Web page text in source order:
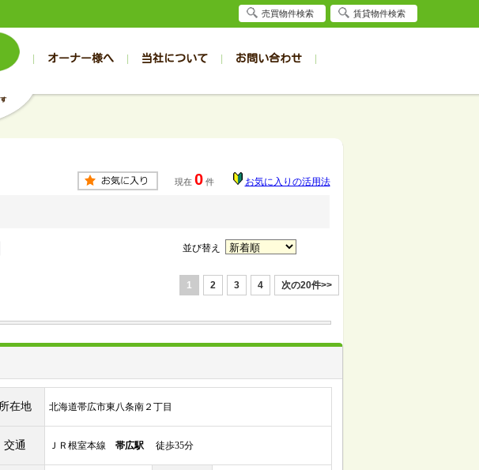
円
帯広の賃貸物件一覧
帯広の賃貸マンション
帯広の1R～1K
帯広の2K～2LDK
円
旭川の賃貸物件一覧
旭川の賃貸マンション
旭川の1R～1K
旭川の2K～2LDK
オーナー様へ 当社について
お客様の声
お問い合わせ
専用（帯広店）
現在 0 件 お気に入りの活用法
並び替え
1 2 3 4 次の20件>>
所在地 北海道帯広市東八条南２丁目
交通 ＪＲ根室本線 帯広駅 徒歩35分
売買物件検索 賃貸物件検索